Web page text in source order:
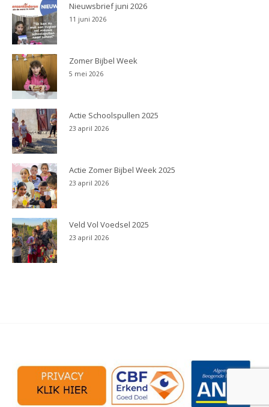
Nieuwsbrief juni 2026
11 juni 2026
Zomer Bijbel Week
5 mei 2026
Actie Schoolspullen 2025
23 april 2026
Actie Zomer Bijbel Week 2025
23 april 2026
Veld Vol Voedsel 2025
23 april 2026